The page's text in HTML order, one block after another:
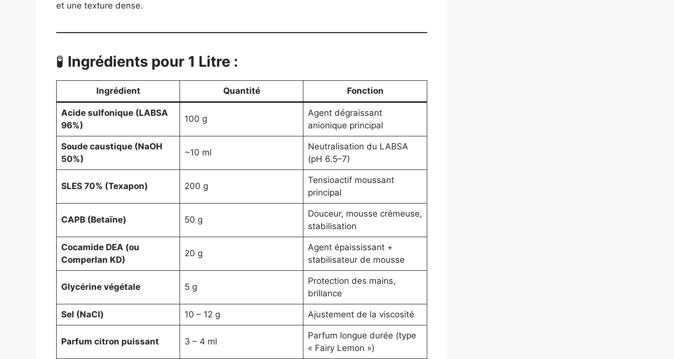
et une texture dense.
🧪 Ingrédients pour 1 Litre :
Ingrédient Quantité Fonction
Acide sulfonique (LABSA
96%)
100 g
Agent dégraissant
anionique principal
Soude caustique (NaOH
50%)
~10 ml
Neutralisation du LABSA
(pH 6.5–7)
SLES 70% (Texapon) 200 g
Tensioactif moussant
principal
CAPB (Betaïne) 50 g
Douceur, mousse crémeuse,
stabilisation
Cocamide DEA (ou
Comperlan KD)
20 g
Agent épaississant +
stabilisateur de mousse
Glycérine végétale 5 g
Protection des mains,
brillance
Sel (NaCl) 10 – 12 g Ajustement de la viscosité
Parfum citron puissant 3 – 4 ml
Parfum longue durée (type
« Fairy Lemon »)